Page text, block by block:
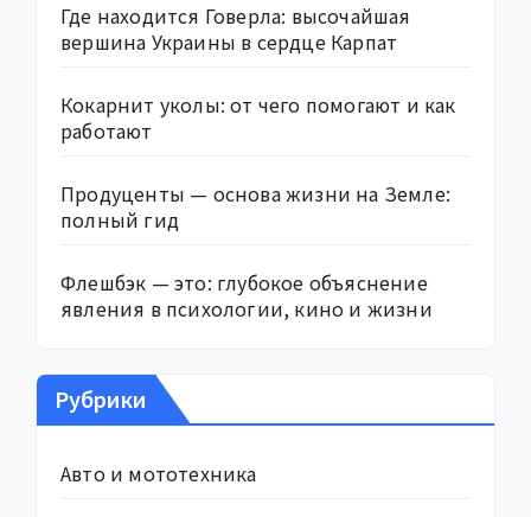
Где находится Говерла: высочайшая
вершина Украины в сердце Карпат
Кокарнит уколы: от чего помогают и как
работают
Продуценты — основа жизни на Земле:
полный гид
Флешбэк — это: глубокое объяснение
явления в психологии, кино и жизни
Рубрики
Авто и мототехника